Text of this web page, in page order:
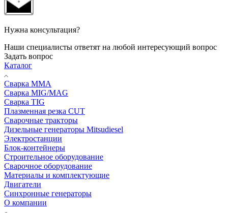
Нужна консультация?
Наши специалисты ответят на любой интересующий вопрос
Задать вопрос
Каталог
Сварка MMA
Сварка MIG/MAG
Сварка TIG
Плазменная резка CUT
Сварочные тракторы
Дизельные генераторы Mitsudiesel
Электростанции
Блок-контейнеры
Строительное оборудование
Сварочное оборудование
Материалы и комплектующие
Двигатели
Синхронные генераторы
О компании